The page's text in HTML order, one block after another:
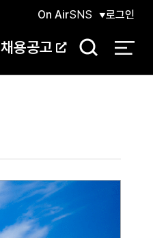
채용공고
On AirSNS 로그인
검